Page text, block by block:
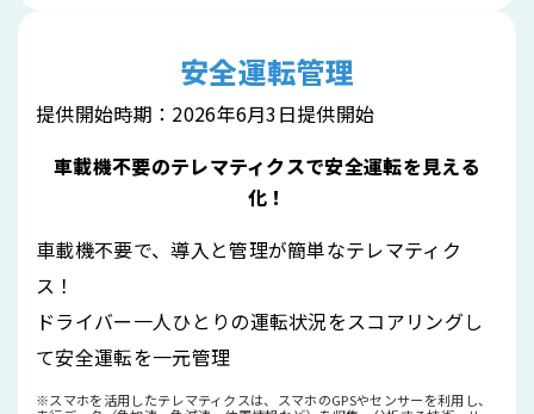
安全運転管理
提供開始時期：2026年6月3日提供開始
車載機不要のテレマティクスで安全運転を見える
化！
車載機不要で、導入と管理が簡単なテレマティク
ス！
ドライバー一人ひとりの運転状況をスコアリングし
て安全運転を一元管理
※スマホを活用したテレマティクスは、スマホのGPSやセンサーを利用し、